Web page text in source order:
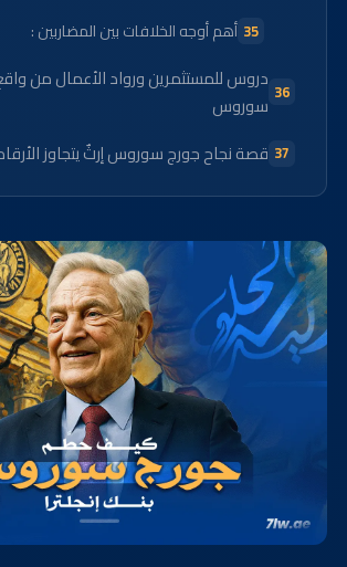
أهم أوجه الخلافات بين المضاربين :
دروس للمستثمرين ورواد الأعمال من
سوروس
قصة نجاح جورج سوروس إرثٌ يتجاوز